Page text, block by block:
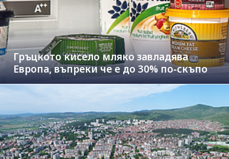
Гръцкото кисело мляко завладява
Европа, въпреки че е до 30% по-скъпо